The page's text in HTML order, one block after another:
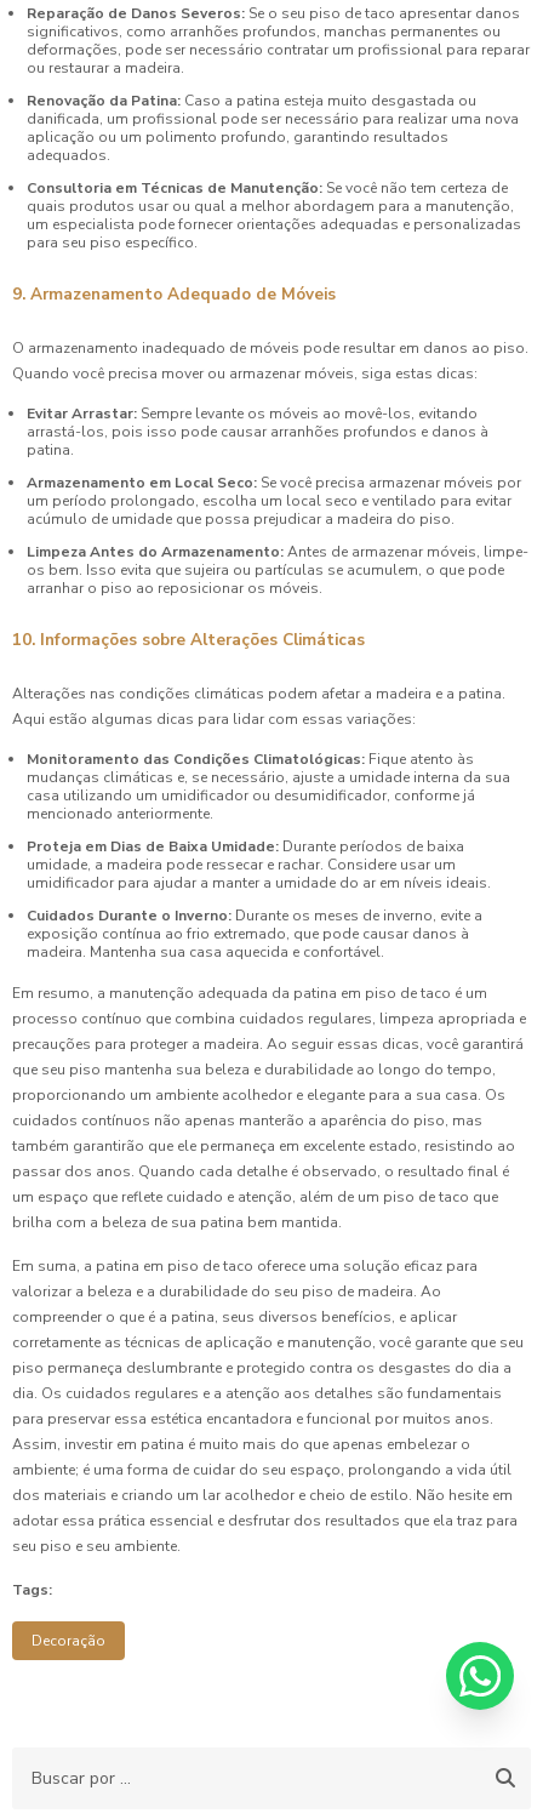
Reparação de Danos Severos: Se o seu piso de taco apresentar danos
significativos, como arranhões profundos, manchas permanentes ou
deformações, pode ser necessário contratar um profissional para reparar
ou restaurar a madeira.
Renovação da Patina: Caso a patina esteja muito desgastada ou
danificada, um profissional pode ser necessário para realizar uma nova
aplicação ou um polimento profundo, garantindo resultados
adequados.
Consultoria em Técnicas de Manutenção: Se você não tem certeza de
quais produtos usar ou qual a melhor abordagem para a manutenção,
um especialista pode fornecer orientações adequadas e personalizadas
para seu piso específico.
9. Armazenamento Adequado de Móveis
O armazenamento inadequado de móveis pode resultar em danos ao piso.
Quando você precisa mover ou armazenar móveis, siga estas dicas:
Evitar Arrastar: Sempre levante os móveis ao movê-los, evitando
arrastá-los, pois isso pode causar arranhões profundos e danos à
patina.
Armazenamento em Local Seco: Se você precisa armazenar móveis por
um período prolongado, escolha um local seco e ventilado para evitar
acúmulo de umidade que possa prejudicar a madeira do piso.
Limpeza Antes do Armazenamento:Antes de armazenar móveis, limpe-
os bem. Isso evita que sujeira ou partículas se acumulem, o que pode
arranhar o piso ao reposicionar os móveis.
10. Informações sobre Alterações Climáticas
Alterações nas condições climáticas podem afetar a madeira e a patina.
Aqui estão algumas dicas para lidar com essas variações:
Monitoramento das Condições Climatológicas: Fique atento às
mudanças climáticas e, se necessário, ajuste a umidade interna da sua
casa utilizando um umidificador ou desumidificador, conforme já
mencionado anteriormente.
Proteja em Dias de Baixa Umidade: Durante períodos de baixa
umidade, a madeira pode ressecar e rachar. Considere usar um
umidificador para ajudar a manter a umidade do ar em níveis ideais.
Cuidados Durante o Inverno: Durante os meses de inverno, evite a
exposição contínua ao frio extremado, que pode causar danos à
madeira. Mantenha sua casa aquecida e confortável.
Em resumo, a manutenção adequada da patina em piso de taco é um
processo contínuo que combina cuidados regulares, limpeza apropriada e
precauções para proteger a madeira. Ao seguir essas dicas, você garantirá
que seu piso mantenha sua beleza e durabilidade ao longo do tempo,
proporcionando um ambiente acolhedor e elegante para a sua casa. Os
cuidados contínuos não apenas manterão a aparência do piso, mas
também garantirão que ele permaneça em excelente estado, resistindo ao
passar dos anos. Quando cada detalhe é observado, o resultado final é
um espaço que reflete cuidado e atenção, além de um piso de taco que
brilha com a beleza de sua patina bem mantida.
Em suma, a patina em piso de taco oferece uma solução eficaz para
valorizar a beleza e a durabilidade do seu piso de madeira. Ao
compreender o que é a patina, seus diversos benefícios, e aplicar
corretamente as técnicas de aplicação e manutenção, você garante que seu
piso permaneça deslumbrante e protegido contra os desgastes do dia a
dia. Os cuidados regulares e a atenção aos detalhes são fundamentais
para preservar essa estética encantadora e funcional por muitos anos.
Assim, investir em patina é muito mais do que apenas embelezar o
ambiente; é uma forma de cuidar do seu espaço, prolongando a vida útil
dos materiais e criando um lar acolhedor e cheio de estilo. Não hesite em
adotar essa prática essencial e desfrutar dos resultados que ela traz para
seu piso e seu ambiente.
Tags:
Decoração